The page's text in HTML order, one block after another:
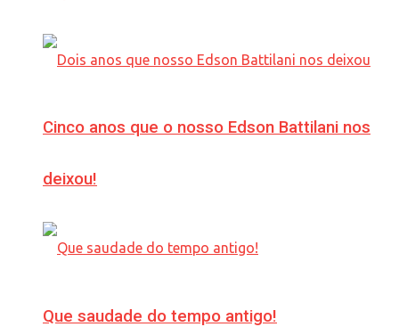
Cinco anos que o nosso Edson Battilani nos
deixou!
Que saudade do tempo antigo!